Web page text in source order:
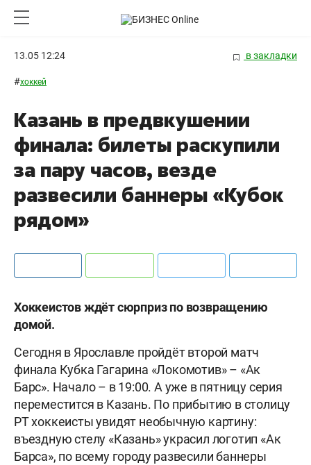
13.05 12:24 в закладки
#хоккей
Казань в предвкушении
финала: билеты раскупили
за пару часов, везде
развесили баннеры «Кубок
рядом»
Хоккеистов ждёт сюрприз по возвращению
домой.
Сегодня в Ярославле пройдëт второй матч
финала Кубка Гагарина «Локомотив» – «Ак
Барс». Начало – в 19:00. А уже в пятницу серия
переместится в Казань. По прибытию в столицу
РТ хоккеисты увидят необычную картину:
въездную стелу «Казань» украсил логотип «Ак
Барса», по всему городу развесили баннеры